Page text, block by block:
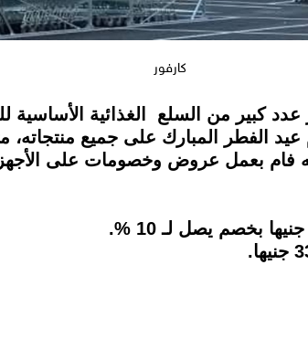
كارفور
كبير من السلع الغذائية الأساسية
المبارك على جميع منتجاته، مثل
فام بعمل عروض وخصومات على